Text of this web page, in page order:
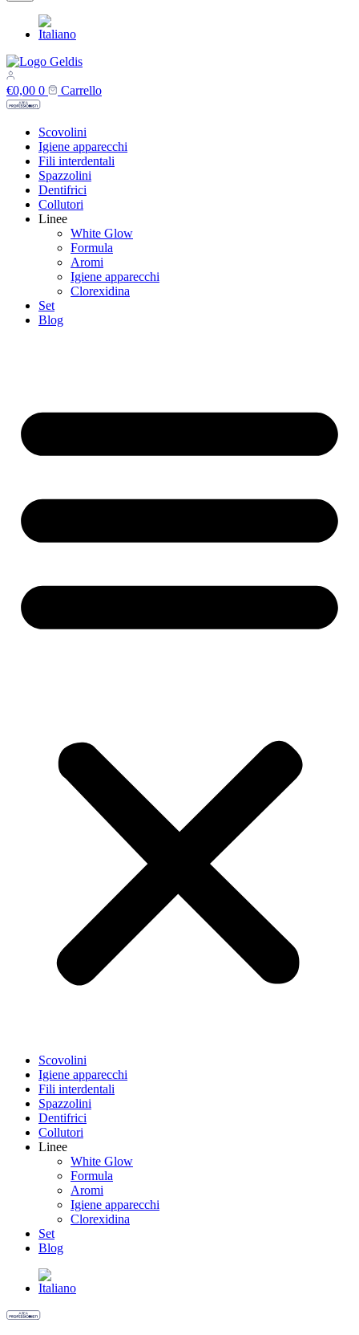
€0,00 0 Carrello
Scovolini
Igiene apparecchi
Fili interdentali
Spazzolini
Dentifrici
Collutori
Linee
White Glow
Formula
Aromi
Igiene apparecchi
Clorexidina
Set
Blog
Scovolini
Igiene apparecchi
Fili interdentali
Spazzolini
Dentifrici
Collutori
Linee
White Glow
Formula
Aromi
Igiene apparecchi
Clorexidina
Set
Blog